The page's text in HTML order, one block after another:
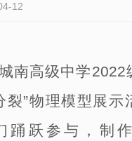
12
南高级中学2022
裂”物理模型展示
踊跃参与，制